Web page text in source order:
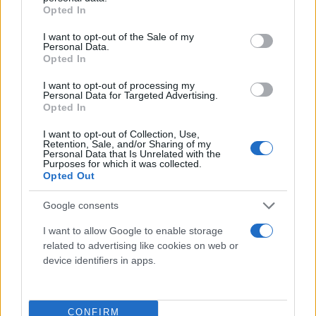
grant or deny consent to Google and its third-party tags to
use your data for below specified purposes in below Google
consent section.
Opted In
I want to opt-out of the Sale of my
Personal Data.
Opted In
I want to opt-out of processing my
Personal Data for Targeted Advertising.
Opted In
I want to opt-out of Collection, Use,
Retention, Sale, and/or Sharing of my
Personal Data that Is Unrelated with the
Purposes for which it was collected.
Opted Out
Google consents
I want to allow Google to enable storage
related to advertising like cookies on web or
device identifiers in apps.
CONFIRM
επικεφαλής της αμερικανικής διπλωματίας Άντονι
Μπλίνκεν υπογράμμισαν ότι είναι «απαράδεκτη» η
προσφυγή στη βία και τόνισαν ότι είναι αναγκαίο
να ενεργοποιηθούν οι διεθνείς μηχανισμοί
αποκλιμάκωσης.
Ο Γάλλος πρόεδρος Εμανουέλ Μακρόν είπε στον
Αρμένιο πρωθυπουργό ότι θα ζητήσει την έκτακτη
σύγκληση του Συμβουλίου Ασφαλείας των
Ηνωμένων Εθνών για να συζητηθεί η κατάσταση
που έχει δημιουργηθεί στον Καύκασο.
Από την πλευρά της, η υπουργός Εξωτερικών της
Γερμανίας, Αναλένα Μπέρμποκ δήλωσε ότι θα έχει
του ΟΗΕ, για την απόφαση του Αζερμπαϊτζάν να